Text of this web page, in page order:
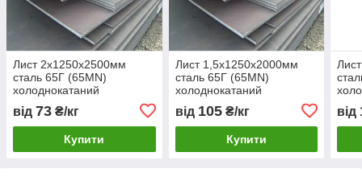
Лист 2х1250х2500мм
сталь 65Г (65MN)
холоднокатаний
від 73 ₴/кг
Купити
Лист 1,5х1250х2000мм
сталь 65Г (65MN)
холоднокатаний
від 105₴/кг
Купити
від